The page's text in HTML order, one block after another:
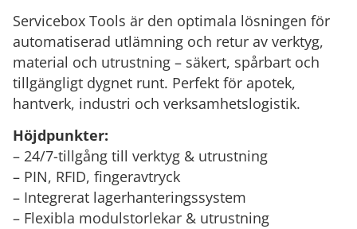
Servicebox Tools är den optimala lösningen för
automatiserad utlämning och retur av verktyg,
material och utrustning – säkert, spårbart och
tillgängligt dygnet runt. Perfekt för apotek,
hantverk, industri och verksamhetslogistik.
Höjdpunkter:
– 24/7-tillgång till verktyg & utrustning
– PIN, RFID, fingeravtryck
– Integrerat lagerhanteringssystem
– Flexibla modulstorlekar & utrustning